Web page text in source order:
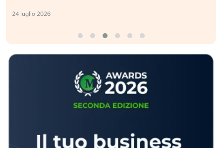
24 luglio 2026